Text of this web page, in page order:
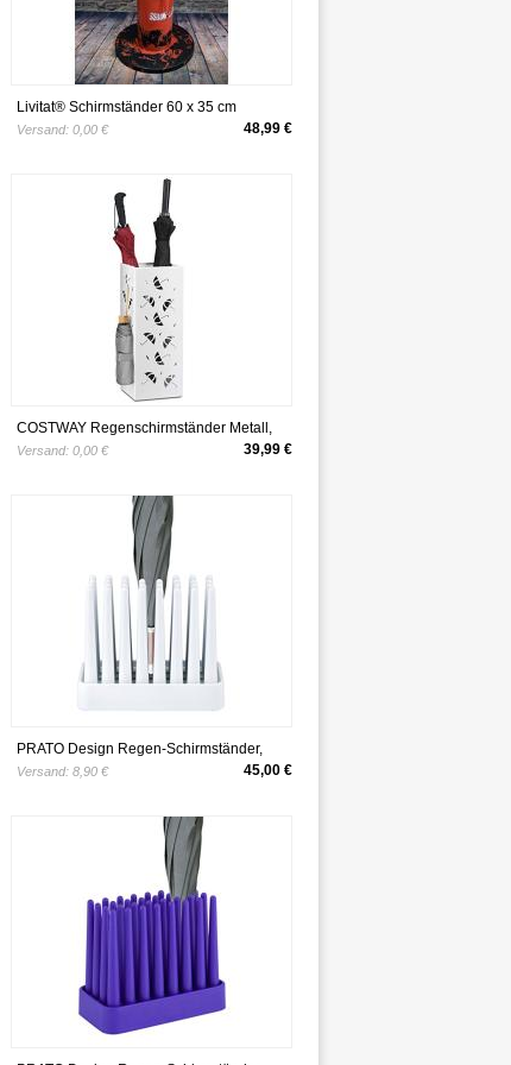
Livitat® Schirmständer 60 x 35 cm
Regenschirmständer Hydrant Vintage
Versand: 0,00 € 48,99 €
COSTWAY Regenschirmständer Metall,
Schirmständer quadratisch, Schirmhalter
Versand: 0,00 € 39,99 €
PRATO Design Regen-Schirmständer,
robust, rutschfest und platzsparend,
Versand: 8,90 € 45,00 €